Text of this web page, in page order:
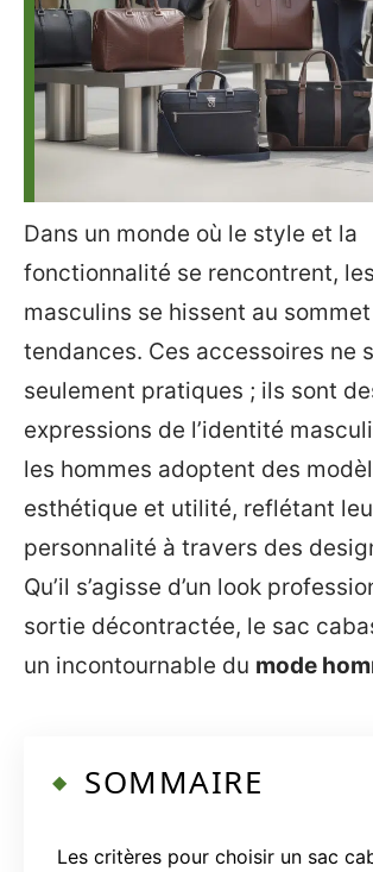
Dans un monde où le style et la
fonctionnalité se rencontrent, les
masculins se hissent au
tendances. Ces accessoires ne
seulement pratiques ; ils sont
expressions de l’identité
les hommes adoptent des
esthétique et utilité, reflétant
personnalité à travers des
Qu’il s’agisse d’un look
sortie décontractée, le sac
un incontournable du mode
SOMMAIRE
Les critères pour choisir un sac